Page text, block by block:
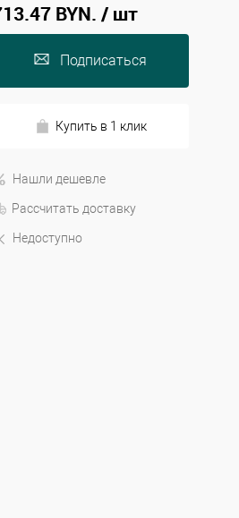
BYN. / шт
Подписаться
Купить в 1 клик
Нашли дешевле
Рассчитать доставку
Недоступно